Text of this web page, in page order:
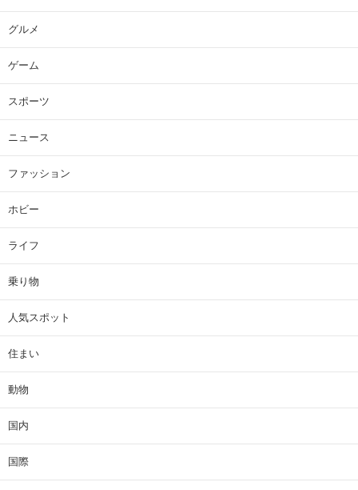
グルメ
ゲーム
スポーツ
ニュース
ファッション
ホビー
ライフ
乗り物
人気スポット
住まい
動物
国内
国際